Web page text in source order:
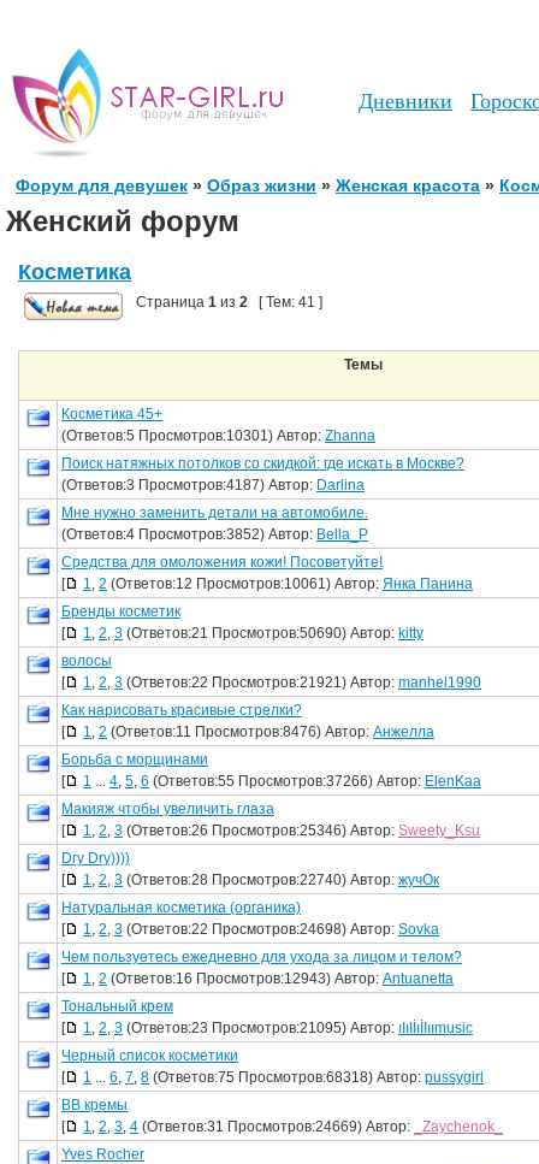
Дневники
Форум для девушек » Образ жизни » Женская красота »
Женский форум
Косметика
Страница 1 из 2 [ Тем: 41 ]
Темы
Косметика 45+
(Ответов:5 Просмотров:10301) Автор: Zhanna
Поиск натяжных потолков со скидкой: где искать в Москве?
(Ответов:3 Просмотров:4187) Автор: Darlina
Мне нужно заменить детали на автомобиле.
(Ответов:4 Просмотров:3852) Автор: Bella_P
Средства для омоложения кожи! Посоветуйте!
[
1, 2 (Ответов:12 Просмотров:10061) Автор: Янка Панина
Бренды косметик
[
1, 2, 3 (Ответов:21 Просмотров:50690) Автор: kitty
волосы
[
1, 2, 3 (Ответов:22 Просмотров:21921) Автор: manhel1990
Как нарисовать красивые стрелки?
[
1, 2 (Ответов:11 Просмотров:8476) Автор: Анжелла
Борьба с морщинами
[
1 ... 4, 5, 6 (Ответов:55 Просмотров:37266) Автор: ElenKaa
Макияж чтобы увеличить глаза
[
1, 2, 3 (Ответов:26 Просмотров:25346) Автор: Sweety_Ksu
Dry Dry))))
[
1, 2, 3 (Ответов:28 Просмотров:22740) Автор: жучОк
Натуральная косметика (органика)
[
1, 2, 3 (Ответов:22 Просмотров:24698) Автор: Sovka
Чем пользуетесь ежедневно для ухода за лицом и телом?
[
1, 2 (Ответов:16 Просмотров:12943) Автор: Antuanetta
Тональный крем
[
1, 2, 3 (Ответов:23 Просмотров:21095) Автор: ıIıIİıİIıımusic
Черный список косметики
[
1 ... 6, 7, 8 (Ответов:75 Просмотров:68318) Автор: pussygirl
BB кремы
[
1, 2, 3, 4 (Ответов:31 Просмотров:24669) Автор:
_Zaychenok_
Yves Rocher